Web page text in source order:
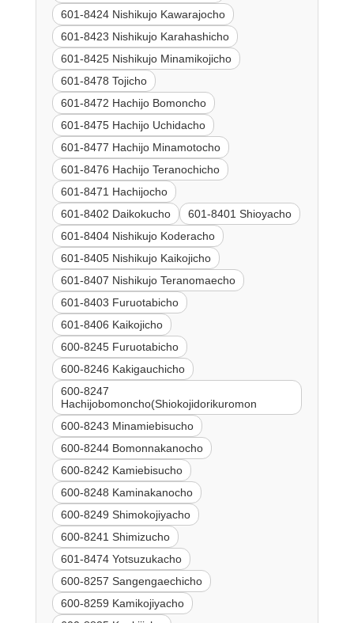
601-8424 Nishikujo Kawarajocho
601-8423 Nishikujo Karahashicho
601-8425 Nishikujo Minamikojicho
601-8478 Tojicho
601-8472 Hachijo Bomoncho
601-8475 Hachijo Uchidacho
601-8477 Hachijo Minamotocho
601-8476 Hachijo Teranochicho
601-8471 Hachijocho
601-8402 Daikokucho
601-8401 Shioyacho
601-8404 Nishikujo Koderacho
601-8405 Nishikujo Kaikojicho
601-8407 Nishikujo Teranomaecho
601-8403 Furuotabicho
601-8406 Kaikojicho
600-8245 Furuotabicho
600-8246 Kakigauchicho
600-8247
Hachijobomoncho(Shiokojidorikuromon
600-8243 Minamiebisucho
600-8244 Bomonnakanocho
600-8242 Kamiebisucho
600-8248 Kaminakanocho
600-8249 Shimokojiyacho
600-8241 Shimizucho
601-8474 Yotsuzukacho
600-8257 Sangengaechicho
600-8259 Kamikojiyacho